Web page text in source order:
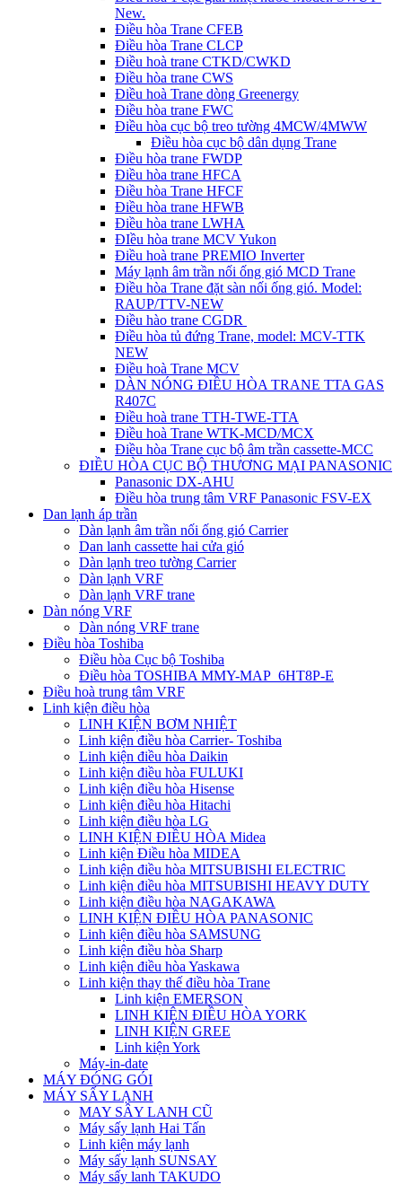
New.
Điều hòa Trane CFEB
Điều hòa Trane CLCP
Điều hoà trane CTKD/CWKD
Điều hòa trane CWS
Điều hoà Trane dòng Greenergy
Điều hòa trane FWC
Điều hòa cục bộ treo tường 4MCW/4MWW
Điều hòa cục bộ dân dụng Trane
Điều hòa trane FWDP
Điều hòa trane HFCA
Điều hòa Trane HFCF
Điều hòa trane HFWB
Điều hòa trane LWHA
ĐIều hòa trane MCV Yukon
Điều hoà trane PREMIO Inverter
Máy lạnh âm trần nối ống gió MCD Trane
Điều hòa Trane đặt sàn nối ống gió. Model:
RAUP/TTV-NEW
Điều hào trane CGDR
Điều hòa tủ đứng Trane, model: MCV-TTK
NEW
Điều hoà Trane MCV
DÀN NÓNG ĐIỀU HÒA TRANE TTA GAS
R407C
Điều hoà trane TTH-TWE-TTA
Điều hoà Trane WTK-MCD/MCX
Điều hòa Trane cục bộ âm trần cassette-MCC
ĐIỀU HÒA CỤC BỘ THƯƠNG MẠI PANASONIC
Panasonic DX-AHU
Điều hòa trung tâm VRF Panasonic FSV-EX
Dan lạnh áp trần
Dàn lạnh âm trần nối ống gió Carrier
Dan lanh cassette hai cửa gió
Dàn lạnh treo tường Carrier
Dàn lạnh VRF
Dàn lạnh VRF trane
Dàn nóng VRF
Dàn nóng VRF trane
Điều hòa Toshiba
Điều hòa Cục bộ Toshiba
Điều hòa TOSHIBA MMY-MAP_6HT8P-E
Điều hoà trung tâm VRF
Linh kiện điều hòa
LINH KIỆN BƠM NHIỆT
Linh kiện điều hòa Carrier- Toshiba
Linh kiện điều hòa Daikin
Linh kiện điều hòa FULUKI
Linh kiện điều hòa Hisense
Linh kiện điều hòa Hitachi
Linh kiện điều hòa LG
LINH KIỆN ĐIỀU HÒA Midea
Linh kiện Điều hòa MIDEA
Linh kiện điều hòa MITSUBISHI ELECTRIC
Linh kiện điều hòa MITSUBISHI HEAVY DUTY
Linh kiện điều hòa NAGAKAWA
LINH KIỆN ĐIỀU HÒA PANASONIC
Linh kiện điều hòa SAMSUNG
Linh kiện điều hòa Sharp
Linh kiện điều hòa Yaskawa
Linh kiện thay thế điều hòa Trane
Linh kiện EMERSON
LINH KIỆN ĐIỀU HÒA YORK
LINH KIỆN GREE
Linh kiện York
Máy-in-date
MÁY ĐÓNG GÓI
MÁY SẤY LẠNH
MAY SÂY LANH CŨ
Máy sấy lạnh Hai Tấn
Linh kiện máy lạnh
Máy sấy lạnh SUNSAY
Máy sấy lanh TAKUDO